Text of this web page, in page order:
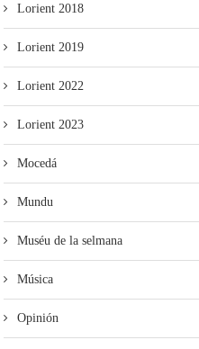
Lorient 2018
Lorient 2019
Lorient 2022
Lorient 2023
Mocedá
Mundu
Muséu de la selmana
Música
Opinión